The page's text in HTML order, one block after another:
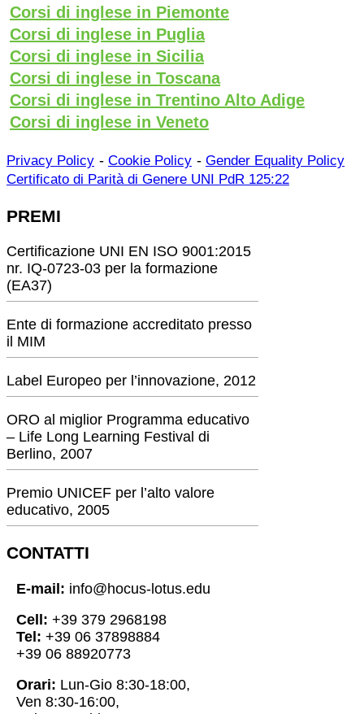
Corsi di inglese in Piemonte
Corsi di inglese in Puglia
Corsi di inglese in Sicilia
Corsi di inglese in Toscana
Corsi di inglese in Trentino Alto Adige
Corsi di inglese in Veneto
Privacy Policy - Cookie Policy - Gender Equality Policy
Certificato di Parità di Genere UNI PdR 125:22
PREMI
Certificazione UNI EN ISO 9001:2015
nr. IQ-0723-03 per la formazione
(EA37)
Ente di formazione accreditato presso
il MIM
Label Europeo per l’innovazione, 2012
ORO al miglior Programma educativo
– Life Long Learning Festival di
Berlino, 2007
Premio UNICEF per l’alto valore
educativo, 2005
CONTATTI
E-mail: info@hocus-lotus.edu
Cell: +39 379 2968198
Tel: +39 06 37898884
+39 06 88920773
Orari: Lun-Gio 8:30-18:00,
Ven 8:30-16:00,